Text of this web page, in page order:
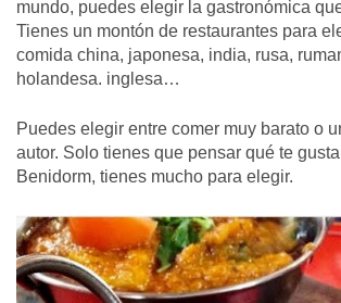
mundo, puedes elegir la gastronómica
Tienes un montón de restaurantes para
comida china, japonesa, india, rusa,
holandesa. inglesa…
Puedes elegir entre comer muy barato o
autor. Solo tienes que pensar qué te
Benidorm, tienes mucho para elegir.